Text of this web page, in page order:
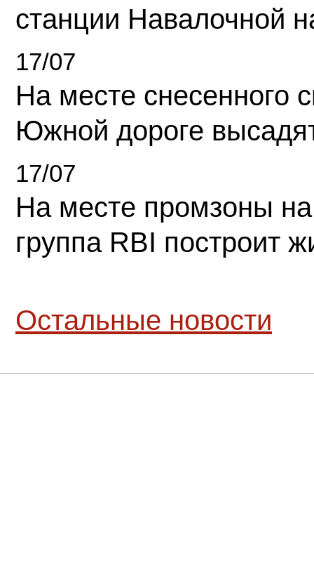
станции Навалочной
17/07
На месте снесенного
Южной дороге
17/07
На месте промзоны
группа RBI построит
Остальные новости